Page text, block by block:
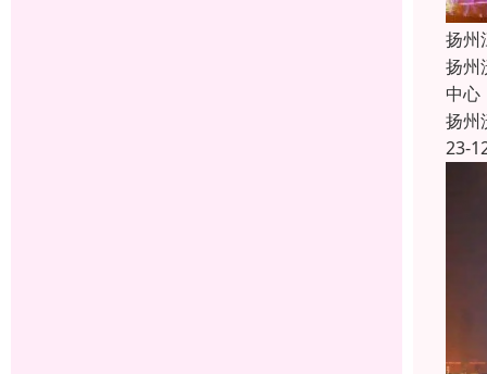
扬州
扬州
中心
扬州
23-